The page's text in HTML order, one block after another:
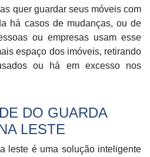
quer guardar seus móveis com
há casos de mudanças, ou de
ou empresas usam esse
espaço dos imóveis, retirando
ou há em excesso nos
DO GUARDA
LESTE
leste é uma solução inteligente